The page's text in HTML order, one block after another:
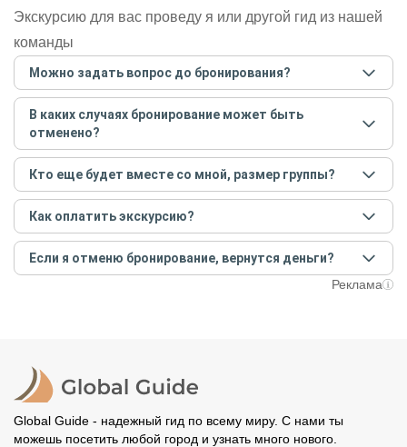
Экскурсию для вас проведу я или другой гид из нашей
команды
Можно задать вопрос до бронирования?
Достаточно перейти по ссылке «Задать вопрос» и
написать гиду. Платить при этом не нужно. Сначала
согласуйте с гидом интересующие вас вопросы и после
этого бронируйте экскурсию.Задать вопрос.
В каких случаях бронирование может быть
отменено?
Только в случае неблагоприятных погодных условий,
например, если экскурсия на кораблике, а по прогнозу
погоды аномально-сильный ветер. При этом гид
предупредит вас об отмене, а мы вернем предоплату на
карту. Во всех остальных случаях экскурсия состоится.
Кто еще будет вместе со мной, размер группы?
Если экскурсия индивидуальная, гид проведет встречу
только для вас и вашей компании. Если групповая — на
экскурсии будут другие участники, размер зависит от
условий конкретной экскурсии.
Как оплатить экскурсию?
Создайте заказ на удобную дату и время, и внесите
предоплату как можно скорее, чтобы другие
путешественники не заняли ваше место. После этого
организатору напрямую не требуется.
Если я отменю бронирование, вернутся деньги?
При отмене за 48 часов или раньше мы вернем всюРеклама
Global Guide - надежный гид по всему миру. С нами ты
можешь посетить любой город и узнать много нового.